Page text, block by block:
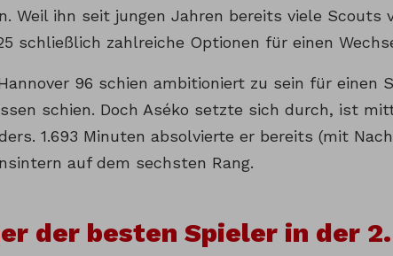
Weil ihn seit jungen Jahren bereits viele Scouts
schließlich zahlreiche Optionen für einen
96 schien ambitioniert zu sein für einen
schien. Doch Aséko setzte sich durch, ist
1.693 Minuten absolvierte er bereits (mit
auf dem sechsten Rang.
der besten Spieler in der 2.